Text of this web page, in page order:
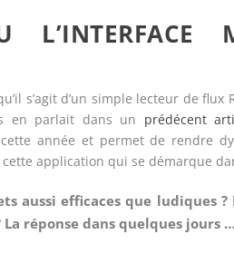
L’INTERFACE
s’agit d’un simple lecteur de
en parlait dans un prédécent
année et permet de rendre
application qui se démarque
aussi efficaces que ludiques
La réponse dans quelques jours